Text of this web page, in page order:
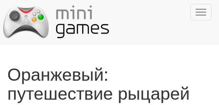
Оранжевый:
путешествие рыцарей